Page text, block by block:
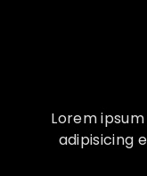
Lorem
adipisicing